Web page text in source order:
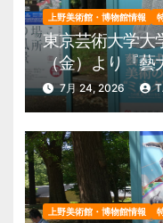
上野美術館・博物館情報
東京芸術大学
（金）より『
の夏、藝大生
園 美術館・
7月 24, 2026
上野美術館・博物館情報